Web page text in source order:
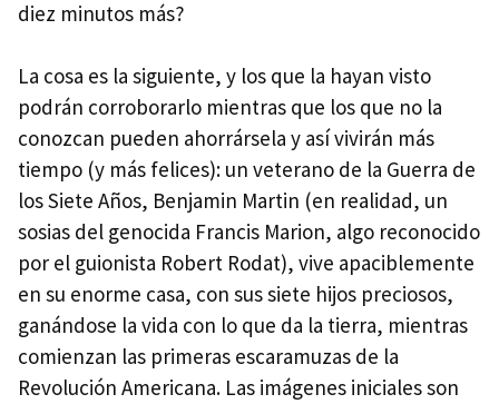
diez minutos más?
La cosa es la siguiente, y los que la hayan visto
podrán corroborarlo mientras que los que no la
conozcan pueden ahorrársela y así vivirán más
tiempo (y más felices): un veterano de la Guerra de
los Siete Años, Benjamin Martin (en realidad, un
sosias del genocida Francis Marion, algo reconocido
por el guionista Robert Rodat), vive apaciblemente
en su enorme casa, con sus siete hijos preciosos,
ganándose la vida con lo que da la tierra, mientras
comienzan las primeras escaramuzas de la
Revolución Americana. Las imágenes iniciales son